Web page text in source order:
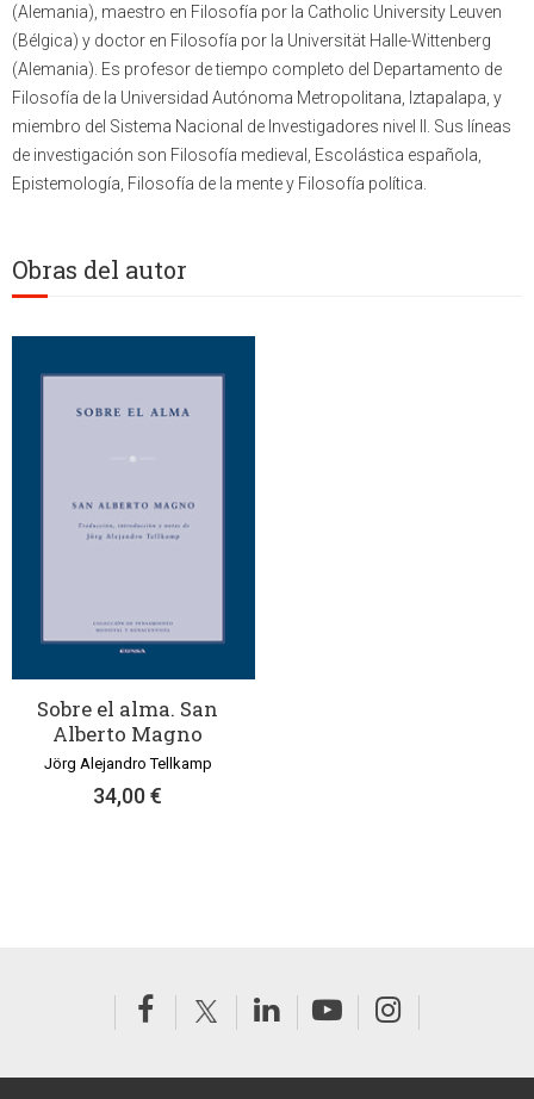
(Alemania), maestro en Filosofía por la Catholic University Leuven
(Bélgica) y doctor en Filosofía por la Universität Halle-Wittenberg
(Alemania). Es profesor de tiempo completo del Departamento de
Filosofía de la Universidad Autónoma Metropolitana, Iztapalapa, y
miembro del Sistema Nacional de Investigadores nivel II. Sus líneas
de investigación son Filosofía medieval, Escolástica española,
Epistemología, Filosofía de la mente y Filosofía política.
Obras del autor
Sobre el alma. San
Alberto Magno
Jörg Alejandro Tellkamp
34,00 €